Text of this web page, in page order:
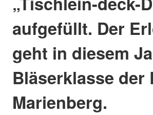
aufgefüllt. Der
geht in diesem
Bläserklasse der
Marienberg.